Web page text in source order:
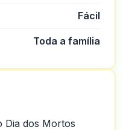
Fácil
Toda a família
Dia dos Mortos